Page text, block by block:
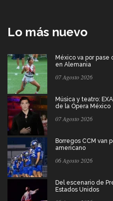
Lo más nuevo
México va por
en Alemania
07 Agosto 2026
Música y teatro:
de la Ópera México
07 Agosto 2026
Borregos CCM van
americano
06 Agosto 2026
Del escenario de
Estados Unidos